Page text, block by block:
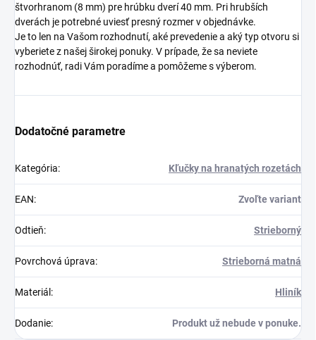
štvorhranom (8 mm) pre hrúbku dverí 40 mm. Pri hrubších
dverách je potrebné uviesť presný rozmer v objednávke.
Je to len na Vašom rozhodnutí, aké prevedenie a aký typ otvoru si
vyberiete z našej širokej ponuky. V prípade, že sa neviete
rozhodnúť, radi Vám poradíme a pomôžeme s výberom.
Dodatočné parametre
Kategória: Kľučky na hranatých rozetách
EAN: Zvoľte variant
Odtieň: Strieborný
Povrchová úprava: Strieborná matná
Materiál : Hliník
Dodanie: Produkt už nebude v ponuke.